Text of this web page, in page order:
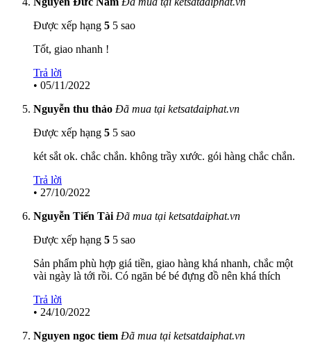
Được xếp hạng 5 5 sao
Tốt, giao nhanh !
Trả lời
• 05/11/2022
Nguyễn thu thảo Đã mua tại ketsatdaiphat.vn
Được xếp hạng 5 5 sao
két sắt ok. chắc chắn. không trầy xước. gói hàng chắc chắn.
Trả lời
• 27/10/2022
Nguyễn Tiến Tài Đã mua tại ketsatdaiphat.vn
Được xếp hạng 5 5 sao
Sản phẩm phù hợp giá tiền, giao hàng khá nhanh, chắc một
vài ngày là tới rồi. Có ngăn bé bé đựng đồ nên khá thích
Trả lời
• 24/10/2022
Nguyen ngoc tiem Đã mua tại ketsatdaiphat.vn